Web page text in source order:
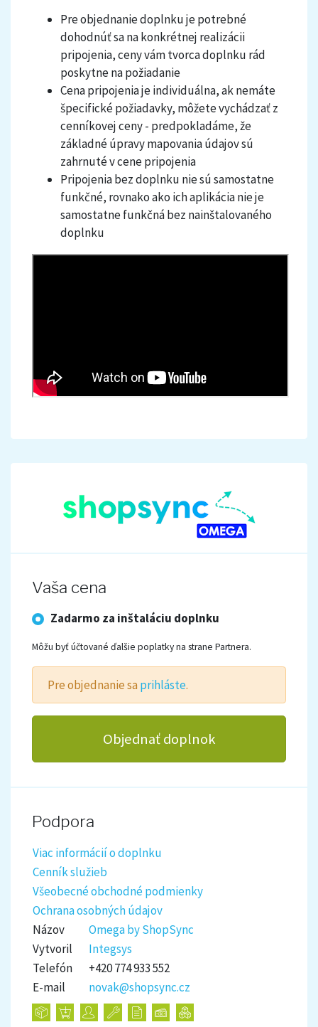
Pre objednanie doplnku je potrebné
dohodnúť sa na konkrétnej realizácii
pripojenia, ceny vám tvorca doplnku rád
poskytne na požiadanie
Cena pripojenia je individuálna, ak nemáte
špecifické požiadavky, môžete vychádzať z
cenníkovej ceny - predpokladáme, že
základné úpravy mapovania údajov sú
zahrnuté v cene pripojenia
Pripojenia bez doplnku nie sú samostatne
funkčné, rovnako ako ich aplikácia nie je
samostatne funkčná bez nainštalovaného
doplnku
Vaša cena
Zadarmo za inštaláciu doplnku
Môžu byť účtované ďalšie poplatky na strane Partnera.
Pre objednanie sa prihláste.
Objednať doplnok
Podpora
Viac informácií o doplnku
Cenník služieb
Všeobecné obchodné podmienky
Ochrana osobných údajov
Názov
Omega by ShopSync
Vytvoril
Integsys
Telefón
+420 774 933 552
E-mail
novak@shopsync.cz